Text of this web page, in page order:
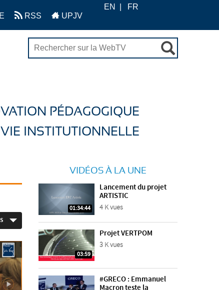
RSS UPJV
EN FR
PÉDAGOGIQUE
VIE INSTITUTIONNELLE
VIDÉOS À LA UNE
01:34:44
Lancement du projet
ARTISTIC
4 K vues
03:59
Projet VERTPOM
3 K vues
#GRECO : Emmanuel